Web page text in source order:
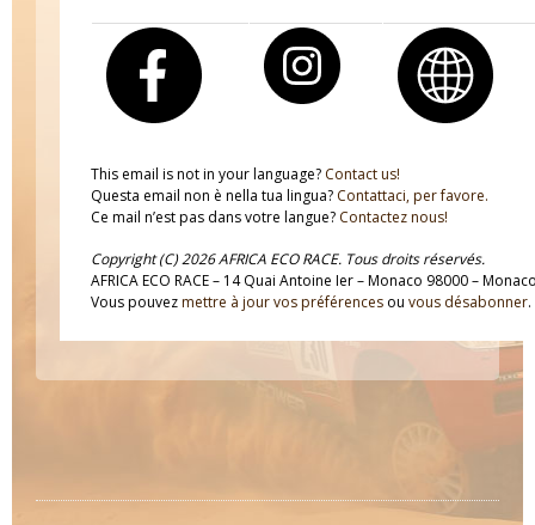
This email is not in your language? Contact us!
Questa email non è nella tua lingua? Contattaci, per favore.
Ce mail n’est pas dans votre langue? Contactez nous!
Copyright (C) 2026 AFRICA ECO RACE. Tous droits réservés.
AFRICA ECO RACE – 14 Quai Antoine Ier – Monaco 98000 –
Vous pouvezmettre à jour vos préférencesou vous désabonner.